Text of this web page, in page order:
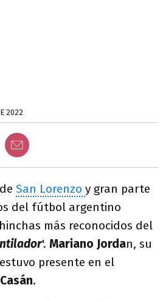
2022
San Lorenzo y gran parte
del fútbol argentino
más reconocidos del
'. Mariano Jordan, su
presente en el
.